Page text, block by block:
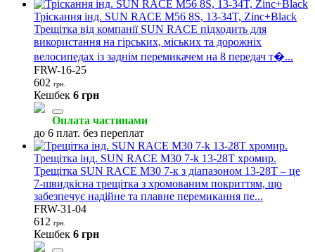
Тріскання інд. SUN RACE M56 8S, 13-34T, Zinc+Black
Трещітка від компанії SUN RACE підходить для
використання на гірських, міських та дорожніх
велосипедах із заднім перемикачем на 8 передач т�...
FRW-16-25
602 грн.
Кешбек 6 грн
Оплата частинами
до 6 плат. без переплат
Трещітка інд. SUN RACE M30 7-k 13-28T хромир.
Трещітка SUN RACE M30 7-к з діапазоном 13-28T – це
7-швидкісна трещітка з хромованим покриттям, що
забезпечує надійне та плавне перемикання пе...
FRW-31-04
612 грн.
Кешбек 6 грн